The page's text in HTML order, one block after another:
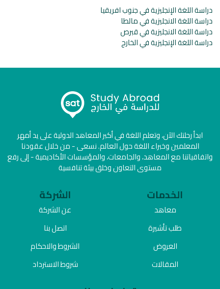
دراسة اللغة الإنجليزية في جنوب افريقيا
دراسة اللغة الانجليزية في مالطا
دراسة اللغة الانجليزية في قبرص
دراسة اللغة الإنجليزية في الخارج
ابدأ رحلتك الآن، وتعلم اللغة في أكبر المعاهد الدولية على يد أمهر
المعلمين وخبراء اللغة حول العالم. نسعى - من خلال عقودنا
واتفاقياتنا مع المعاهد، والجامعات، والمؤسسات الأكاديمية - إلى رفع
مستوى التعاون وخلق بيئة تنافسية
الخدمات
معاهد
طلب تأشيرة
العروض
المقالات
الشركة
عن الشركة
اتصل بنا
الشروط والاحكام
شروط الاسترداد